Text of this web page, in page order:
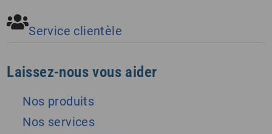
Service clientèle
Laissez-nous vous aider
Nos produits
Nos services